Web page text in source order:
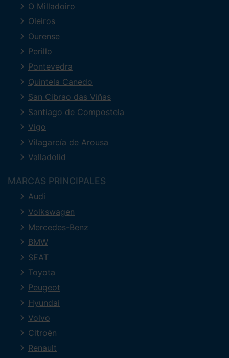
O Milladoiro
Oleiros
Ourense
Perillo
Pontevedra
Quintela Canedo
San Cibrao das Viñas
Santiago de Compostela
Vigo
Vilagarcía de Arousa
Valladolid
MARCAS PRINCIPALES
Audi
Volkswagen
Mercedes-Benz
BMW
SEAT
Toyota
Peugeot
Hyundai
Volvo
Citroën
Renault